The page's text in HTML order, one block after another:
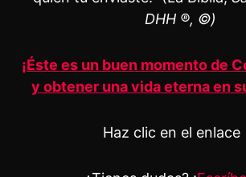
DHH ®, ©)
¡Éste es un buen momento de
y obtener una vida eterna en
Haz clic en el enlace